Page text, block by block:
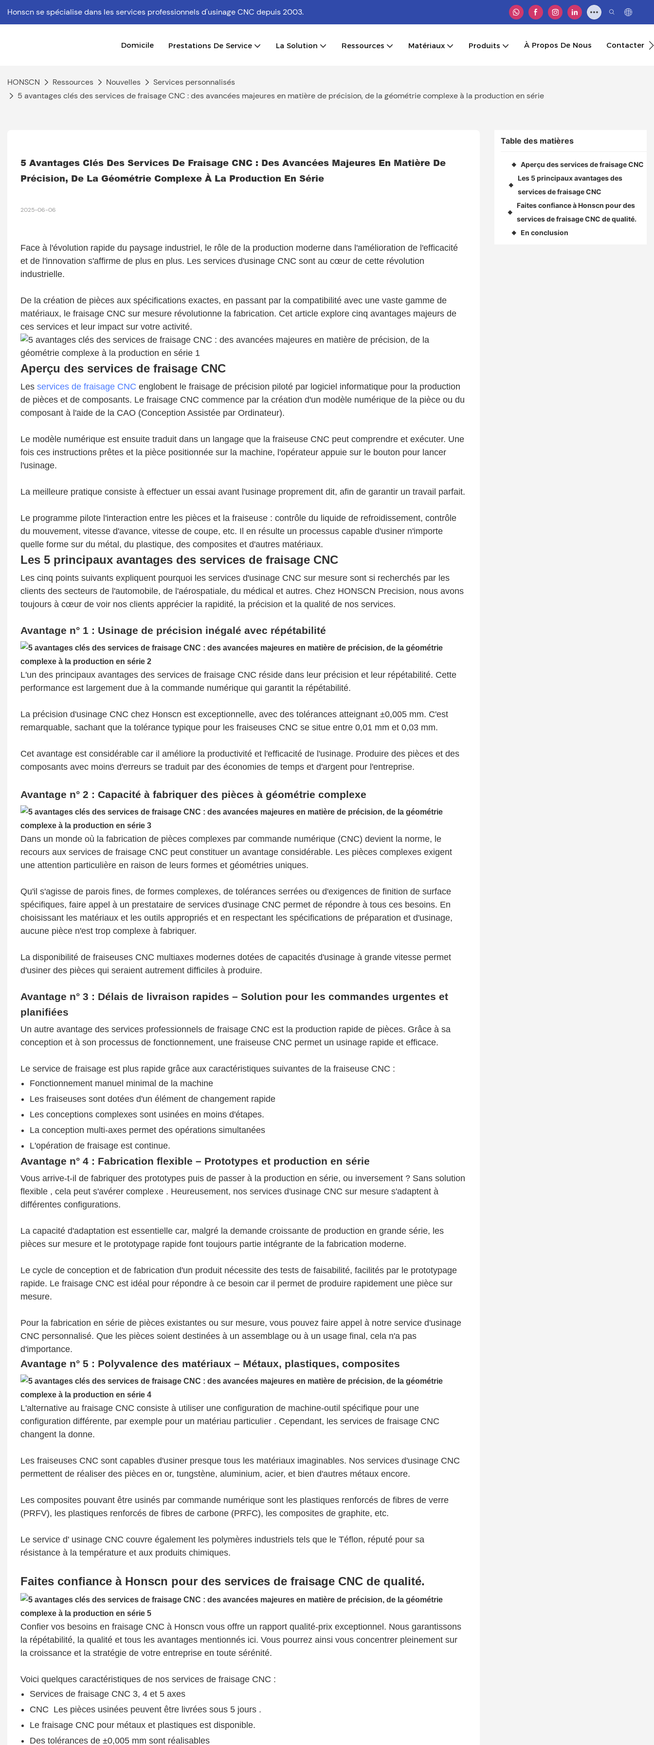
Honscn se spécialise dans les services professionnels d'usinage CNC depuis 2003.
Domicile Prestations De Service La Solution Ressources Matériaux Produits À Propos De Nous Contacter
HONSCN Ressources Nouvelles
Services personnalisés
5 avantages clés des services de fraisage CNC : des avancées majeures en matière de précision, de la géométrie complexe à la production en série
5 Avantages Clés Des Services De Fraisage CNC : Des Avancées Majeures En Matière De
Précision, De La Géométrie Complexe À La Production En Série
2025-06-06
Face à l'évolution rapide du paysage industriel, le rôle de la production moderne dans l'amélioration de l'efficacité
et de l'innovation s'affirme de plus en plus. Les services d'usinage CNC sont au cœur de cette révolution
industrielle.
De la création de pièces aux spécifications exactes, en passant par la compatibilité avec une vaste gamme de
matériaux, le fraisage CNC sur mesure révolutionne la fabrication. Cet article explore cinq avantages majeurs de
ces services et leur impact sur votre activité.
Aperçu des services de fraisage CNC
Les services de fraisage CNC englobent le fraisage de précision piloté par logiciel informatique pour la production
de pièces et de composants. Le fraisage CNC commence par la création d'un modèle numérique de la pièce ou du
composant à l'aide de la CAO (Conception Assistée par Ordinateur).
Le modèle numérique est ensuite traduit dans un langage que la fraiseuse CNC peut comprendre et exécuter. Une
fois ces instructions prêtes et la pièce positionnée sur la machine, l'opérateur appuie sur le bouton pour lancer
l'usinage.
La meilleure pratique consiste à effectuer un essai avant l'usinage proprement dit, afin de garantir un travail parfait.
Le programme pilote l'interaction entre les pièces et la fraiseuse: contrôle du liquide de refroidissement, contrôle
du mouvement, vitesse d'avance, vitesse de coupe, etc. Il en résulte un processus capable d'usiner n'importe
quelle forme sur du métal, du plastique, des composites et d'autres matériaux.
Les 5 principaux avantages des services de fraisage CNC
Les cinq points suivants expliquent pourquoi les services d'usinage CNC sur mesure sont si recherchés par les
clients des secteurs de l'automobile, de l'aérospatiale, du médical et autres. Chez HONSCN Precision, nous avons
toujours à cœur de voir nos clients apprécier la rapidité, la précision et la qualité de nos services.
Avantage n° 1 : Usinage de précision inégalé avec répétabilité
L'un des principaux avantages des services de fraisage CNC réside dans leur précision et leur répétabilité. Cette
performance est largement due à la commande numérique qui garantit la répétabilité.
La précision d'usinage CNC chez Honscn est exceptionnelle, avec des tolérances atteignant ±0,005 mm. C'est
remarquable, sachant que la tolérance typique pour les fraiseuses CNC se situe entre 0,01 mm et 0,03 mm.
Cet avantage est considérable car il améliore la productivité et l'efficacité de l'usinage. Produire des pièces et des
composants avec moins d'erreurs se traduit par des économies de temps et d'argent pour l'entreprise.
Avantage n° 2 : Capacité à fabriquer des pièces à géométrie complexe
Dans un monde où la fabrication de pièces complexes par commande numérique (CNC) devient la norme, le
recours aux services de fraisage CNC peut constituer un avantage considérable. Les pièces complexes exigent
une attention particulière en raison de leurs formes et géométries uniques.
Qu'il s'agisse de parois fines, de formes complexes, de tolérances serrées ou d'exigences de finition de surface
spécifiques, faire appel à un prestataire de services d'usinage CNC permet de répondre à tous ces besoins. En
choisissant les matériaux et les outils appropriés et en respectantles spécifications de préparation et d'usinage,
aucune pièce n'est trop complexe à fabriquer.
La disponibilité de fraiseuses CNC multiaxes modernes dotées de capacités d'usinage à grande vitesse permet
d'usiner des pièces qui seraient autrement difficiles à produire.
Avantage n° 3 : Délais de livraison rapides – Solution pour les commandes urgentes et
planifiées
Un autre avantage des services professionnels de fraisage CNC est la production rapide de pièces. Grâce à sa
conception et à son processus de fonctionnement, une fraiseuse CNC permet un usinage rapide et efficace.
Le service de fraisage est plus rapide grâce aux caractéristiques suivantes de la fraiseuse CNC :
Fonctionnement manuel minimal de la machine
Les fraiseuses sont dotées d'un élément de changement rapide
Les conceptions complexes sont usinées en moins d'étapes.
La conception multi-axes permet des opérations simultanées
L'opération de fraisage est continue.
Avantage n° 4 : Fabrication flexible – Prototypes et production en série
Vous arrive-t-il de fabriquer des prototypes puis de passer à la production en série, ou inversement ? Sans solution
flexible , cela peut s'avérer complexe . Heureusement, nos services d'usinage CNC sur mesure s'adaptent à
différentes configurations.
La capacité d'adaptation est essentielle car, malgré la demande croissante de production en grande série, les
pièces sur mesure et le prototypage rapide font toujours partie intégrante de la fabrication moderne.
Le cycle de conception et de fabrication d'un produit nécessite des tests de faisabilité, facilités par le prototypage
rapide. Le fraisage CNC est idéal pour répondre à ce besoin car il permet de produire rapidement une pièce sur
mesure.
Pour la fabrication en série de pièces existantes ou sur mesure, vous pouvez faire appel à notre service d'usinage
CNC personnalisé. Que les pièces soient destinées à un assemblage ou à un usage final, cela n'a pas
d'importance.
Avantage n° 5 : Polyvalence des matériaux – Métaux, plastiques, composites
L'alternative au fraisage CNC consiste à utiliser une configuration de machine-outil spécifique pour une
configuration différente, par exemple pour un matériau particulier . Cependant, les services de fraisage CNC
changent la donne.
Les fraiseuses CNC sont capables d'usiner presque tous les matériaux imaginables. Nos services d'usinage CNC
permettent de réaliser des pièces en or, tungstène, aluminium, acier, et bien d'autres métaux encore.
Les composites pouvant être usinés par commande numérique sont les plastiques renforcés de fibres de verre
(PRFV), les plastiques renforcés de fibres de carbone (PRFC), les composites de graphite, etc.
Le service d' usinage CNC couvre également les polymères industriels tels que le Téflon, réputé pour sa
résistance à la température et aux produits chimiques.
Faites confiance à Honscn pour des services de fraisage CNC de qualité.
Confier vos besoins en fraisage CNC à Honscn vous offre un rapport qualité-prix exceptionnel. Nous garantissons
la répétabilité, la qualité et tous les avantages mentionnés ici. Vous pourrez ainsi vous concentrer pleinement sur
la croissance et la stratégie de votre entreprise en toute sérénité.
Voici quelques caractéristiques de nos services de fraisage CNC :
Services de fraisage CNC 3, 4 et 5 axes
CNC Les pièces usinées peuvent être livrées sous 5 jours .
Le fraisage CNC pour métaux et plastiques est disponible.
Des tolérances de ±0,005 mm sont réalisables
Table des matières
◆ Aperçu des services de fraisage CNC
◆
Les 5 principaux avantages des
services de fraisage CNC
◆
Faites confiance à Honscn pour des
services de fraisage CNC de qualité.
◆ En conclusion